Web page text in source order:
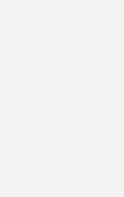
der Erde